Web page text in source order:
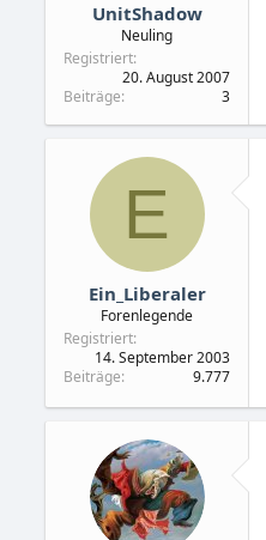
UnitShadow
Neuling
Registriert
20. August 2007
Beiträge
3
E
Ein_Liberaler
Forenlegende
Registriert
14. September 2003
Beiträge
9.777